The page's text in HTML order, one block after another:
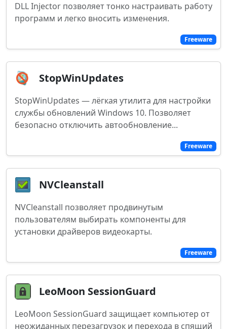
Freeware
DLL Injector позволяет тонко настраивать работу
программ и легко вносить изменения.
Freeware
StopWinUpdates
StopWinUpdates — лёгкая утилита для настройки
службы обновлений Windows 10. Позволяет
безопасно отключить автообновление...
Freeware
NVCleanstall
NVCleanstall позволяет продвинутым
пользователям выбирать компоненты для
установки драйверов видеокарты.
LeoMoon SessionGuard
LeoMoon SessionGuard защищает компьютер от
неожиданных перезагрузок и перехода в спящий